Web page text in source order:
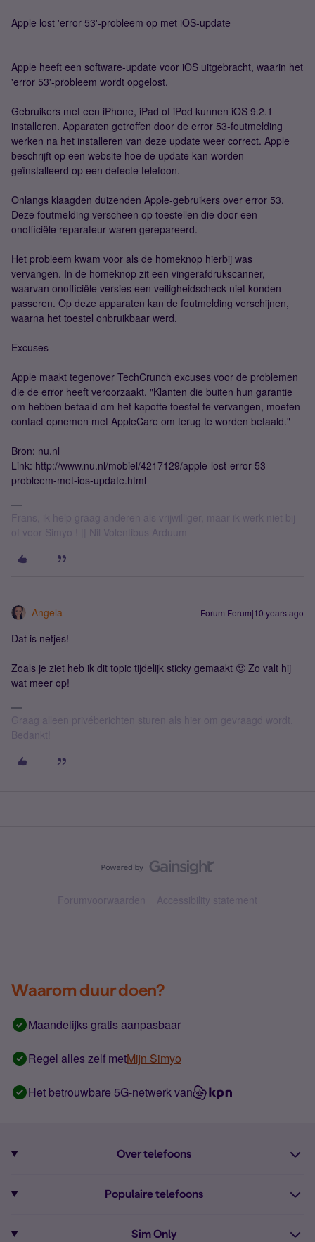
Apple lost 'error 53'-probleem op met iOS-update
Apple heeft een software-update voor iOS uitgebracht, waarin het
'error 53'-probleem wordt opgelost.
Gebruikers met een iPhone, iPad of iPod kunnen iOS 9.2.1
installeren. Apparaten getroffen door de error 53-foutmelding
werken na het installeren van deze update weer correct. Apple
beschrijft op een website hoe de update kan worden
geïnstalleerd op een defecte telefoon.
Onlangs klaagden duizenden Apple-gebruikers over error 53.
Deze foutmelding verscheen op toestellen die door een
onofficiële reparateur waren gerepareerd.
Het probleem kwam voor als de homeknop hierbij was
vervangen. In de homeknop zit een vingerafdrukscanner,
waarvan onofficiële versies een veiligheidscheck niet konden
passeren. Op deze apparaten kan de foutmelding verschijnen,
waarna het toestel onbruikbaar werd.
Excuses
Apple maakt tegenover TechCrunch excuses voor de problemen
die de error heeft veroorzaakt. "Klanten die buiten hun garantie
om hebben betaald om het kapotte toestel te vervangen, moeten
contact opnemen met AppleCare om terug te worden betaald."
Bron: nu.nl
Link: http://www.nu.nl/mobiel/4217129/apple-lost-error-53-
probleem-met-ios-update.html
Frans, ik help graag anderen als vrijwilliger, maar ik werk niet bij
of voor Simyo ! || Nil Volentibus Arduum
Angela Forum|Forum|10 years ago
Dat is netjes!
Zoals je ziet heb ik dit topic tijdelijk sticky gemaakt 🙂 Zo valt hij
wat meer op!
Graag alleen privéberichten sturen als hier om gevraagd wordt.
Bedankt!
Forumvoorwaarden Accessibility statement
Waarom duur doen?
Maandelijks gratis aanpasbaar
Regel alles zelf metMijn Simyo
Het betrouwbare 5G-netwerk van
Over telefoons
Alle telefoons
Populaire telefoons
Sim Only